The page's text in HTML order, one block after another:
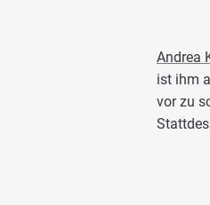
Andrea
ist ihm
vor zu